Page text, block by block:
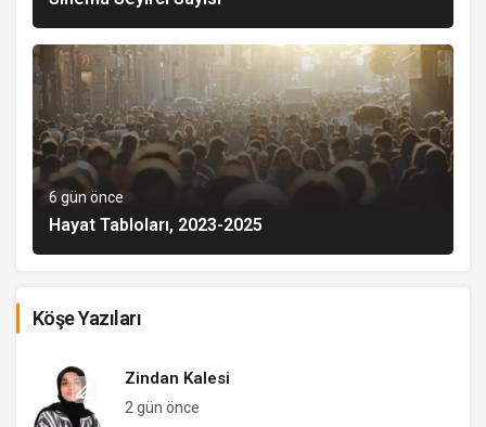
6 gün önce
Hayat Tabloları, 2023-2025
Köşe Yazıları
Zindan Kalesi
2 gün önce